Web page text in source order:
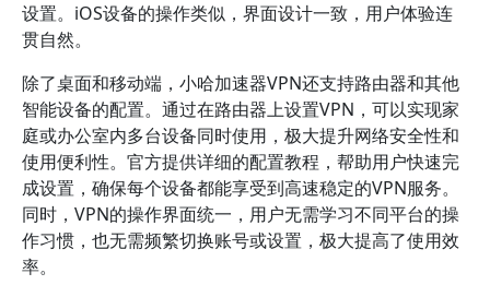
设置。iOS设备的操作类似，界面设计一致，用户体验连
贯自然。
除了桌面和移动端，小哈加速器VPN还支持路由器和其他
智能设备的配置。通过在路由器上设置VPN，可以实现家
庭或办公室内多台设备同时使用，极大提升网络安全性和
使用便利性。官方提供详细的配置教程，帮助用户快速完
成设置，确保每个设备都能享受到高速稳定的VPN服务。
同时，VPN的操作界面统一，用户无需学习不同平台的操
作习惯，也无需频繁切换账号或设置，极大提高了使用效
率。